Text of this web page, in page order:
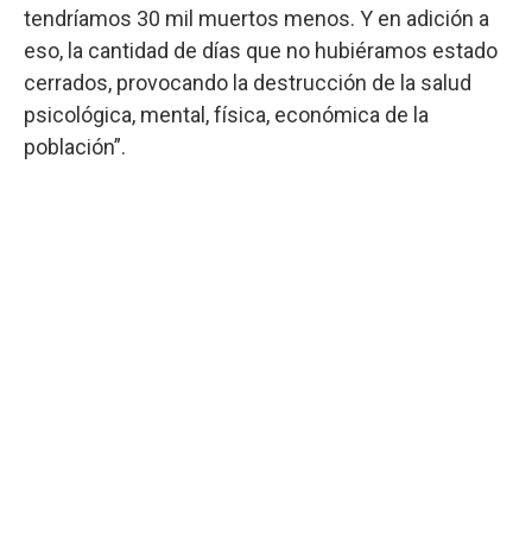
tendríamos 30 mil muertos menos. Y en adición a
eso, la cantidad de días que no hubiéramos estado
cerrados, provocando la destrucción de la salud
psicológica, mental, física, económica de la
población”.